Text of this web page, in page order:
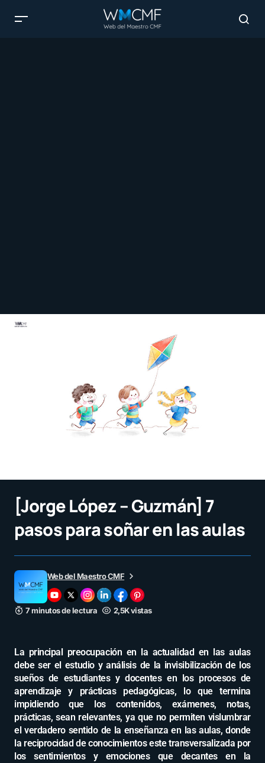
[Jorge López – Guzmán] 7
pasos para soñar en las aulas
Web del Maestro CMF
7 minutos de lectura 2,5K vistas
La principal preocupación en la actualidad en las aulas
debe ser el estudio y análisis de la invisibilización de los
sueños de estudiantes y docentes en los procesos de
aprendizaje y prácticas pedagógicas, lo que termina
impidiendo que los contenidos, exámenes, notas,
prácticas, sean relevantes, ya que no permiten vislumbrar
el verdadero sentido de la enseñanza en las aulas, donde
la reciprocidad de conocimientos este transversalizada por
los sentimientos y emociones que decantes en la